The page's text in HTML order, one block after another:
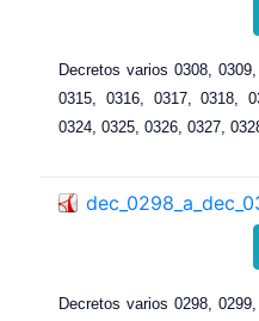
Decretos varios 0308, 0309
0315, 0316, 0317, 0318, 0
0324, 0325, 0326, 0327, 0
Decretos varios 0298,